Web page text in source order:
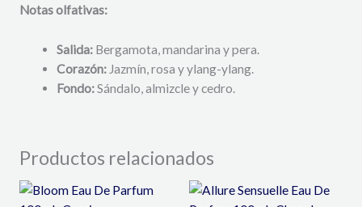
Notas olfativas:
Salida: Bergamota, mandarina y pera.
Corazón: Jazmín, rosa y ylang-ylang.
Fondo:Sándalo, almizcle y cedro.
Productos relacionados